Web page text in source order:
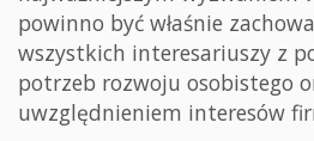
powinno być właśnie
wszystkich interesariuszy z
potrzeb rozwoju osobistego
uwzględnieniem interesów